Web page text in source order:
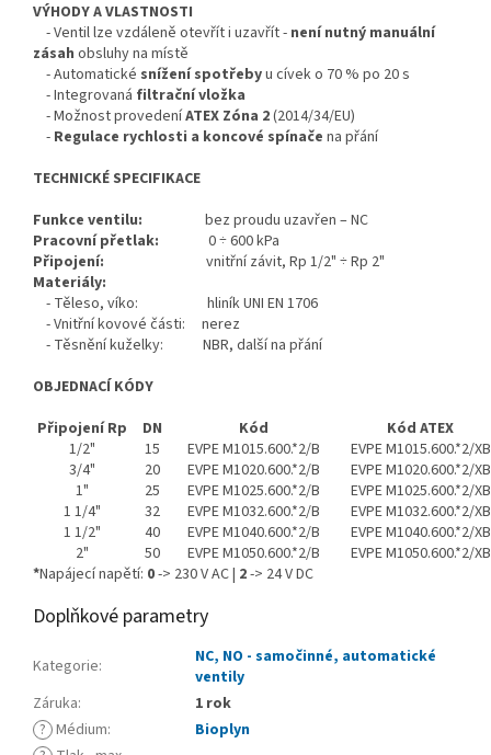
VÝHODY A VLASTNOSTI
- Ventil lze vzdáleně otevřít i uzavřít - není nutný manuální
zásah obsluhy na místě
- Automatické snížení spotřebyu cívek o 70 % po 20 s
- Integrovaná filtrační vložka
- Možnost provedeníATEX Zóna 2(2014/34/EU)
- Regulace rychlosti a koncové spínače na přání
TECHNICKÉ SPECIFIKACE
Funkce ventilu: bez proudu uzavřen – NC
Pracovní přetlak: 0 ÷ 600 kPa
Připojení: vnitřní závit, Rp 1/2" ÷ Rp 2"
Materiály:
- Těleso, víko: hliník UNI EN 1706
- Vnitřní kovové části: nerez
- Těsnění kuželky: NBR, další na přání
OBJEDNACÍ KÓDY
Připojení Rp
DN Kód
Kód ATEX
1/2"
15 EVPE M1015.600.*2/B
EVPE M1015.600.*2/XB
3/4"
20 EVPE M1020.600.*2/B
EVPE M1020.600.*2/XB
1"
25 EVPE M1025.600.*2/B
EVPE M1025.600.*2/XB
1 1/4"
32 EVPE M1032.600.*2/B
EVPE M1032.600.*2/XB
1 1/2"
40 EVPE M1040.600.*2/B
EVPE M1040.600.*2/XB
2"
50 EVPE M1050.600.*2/B
EVPE M1050.600.*2/XB
*Napájecí napětí: 0-> 230 V AC | 2-> 24 V DC
Doplňkové parametry
Kategorie:
NC, NO - samočinné, automatické
ventily
Záruka:
1 rok
? Médium:
Bioplyn